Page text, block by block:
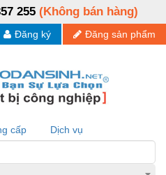
255 (Không bán hàng)
Đăng sản phẩm
Đăng ký
cấp Dịch vụ